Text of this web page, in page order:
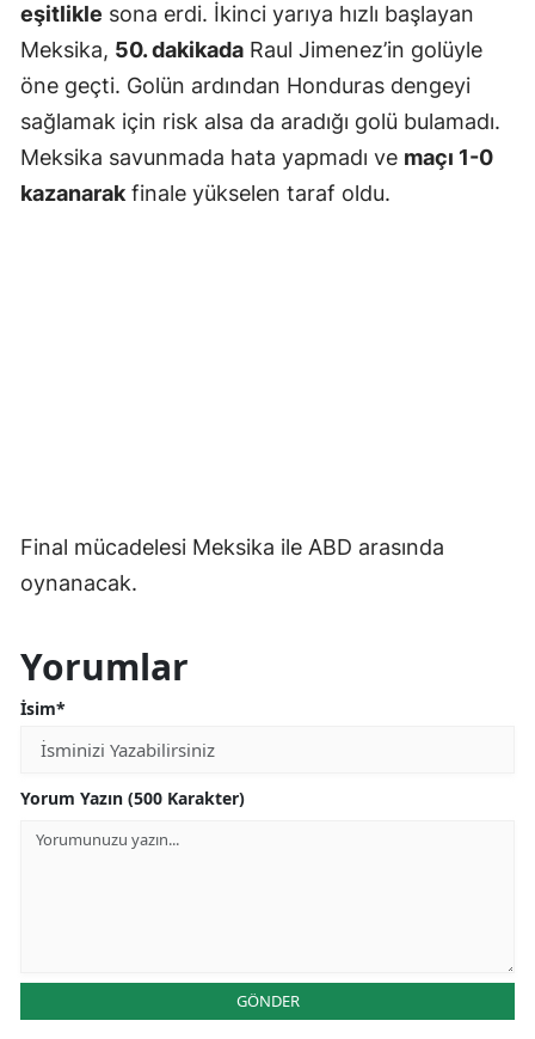
eşitlikle sona erdi. İkinci yarıya hızlı başlayan
Meksika, 50. dakikada Raul Jimenez’in golüyle
öne geçti. Golün ardından Honduras dengeyi
sağlamak için risk alsa da aradığı golü bulamadı.
Meksika savunmada hata yapmadı ve maçı 1-0
kazanarak finale yükselen taraf oldu.
Final mücadelesi Meksika ile ABD arasında
oynanacak.
Yorumlar
İsim*
Yorum Yazın (500 Karakter)
GÖNDER